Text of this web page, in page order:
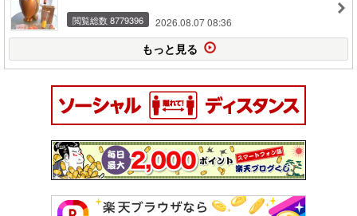
閲覧総数 8779396 2026.08.07 08:36
もっと見る